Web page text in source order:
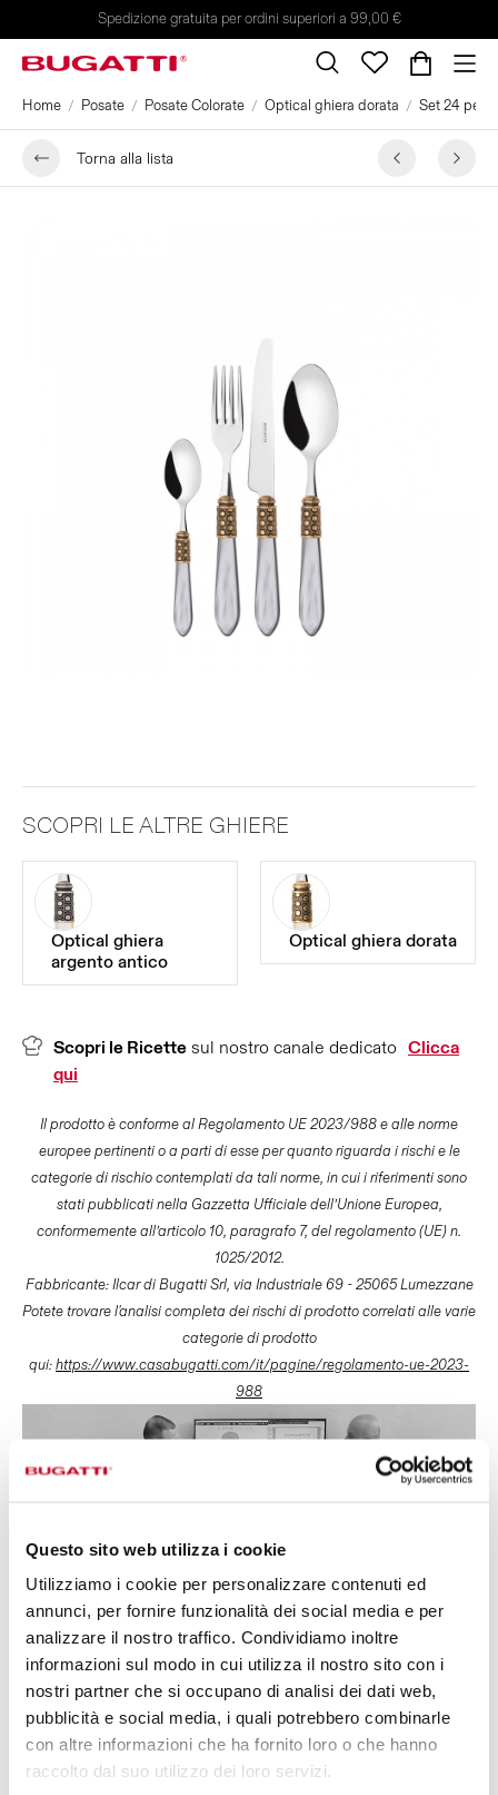
Questo sito web utilizza i cookie
Utilizziamo i cookie per personalizzare contenuti ed
annunci, per fornire funzionalità dei social media e per
analizzare il nostro traffico. Condividiamo inoltre
informazioni sul modo in cui utilizza il nostro sito con i
nostri partner che si occupano di analisi dei dati web,
pubblicità e social media, i quali potrebbero combinarle
con altre informazioni che ha fornito loro o che hanno
raccolto dal suo utilizzo dei loro servizi.
Spedizione gratuita per ordini superiori a 99,00 €
Home Posate Posate Colorate Optical ghiera dorata Set 24
Torna alla lista
SCOPRI LE ALTRE GHIERE
Optical ghiera
argento antico
Optical ghiera dorata
Scopri le Ricette sul nostro canale dedicato Clicca
qui
Il prodotto è conforme al Regolamento UE 2023/988 e alle norme
europee pertinenti o a parti di esse per quanto riguarda i rischi e le
categorie di rischio contemplati da tali norme, in cui i riferimenti sono
stati pubblicati nella Gazzetta Ufficiale dell’Unione Europea,
conformemente all’articolo 10, paragrafo 7, del regolamento (UE) n.
1025/2012.
Fabbricante: Ilcar di Bugatti Srl, via Industriale 69 - 25065 Lumezzane
Potete trovare l'analisi completa dei rischi di prodotto correlati alle varie
categorie di prodotto
qui:https://www.casabugatti.com/it/pagine/regolamento-ue-2023-
988
DESIGN BY
BUGATTI DESIGN STUDIO